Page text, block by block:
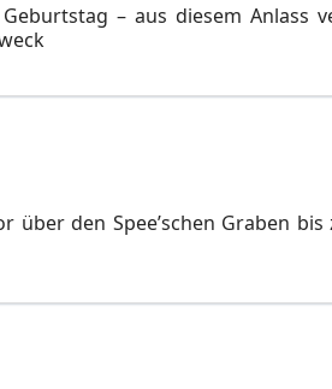
– aus diesem Anlass
den Spee’schen Graben bis